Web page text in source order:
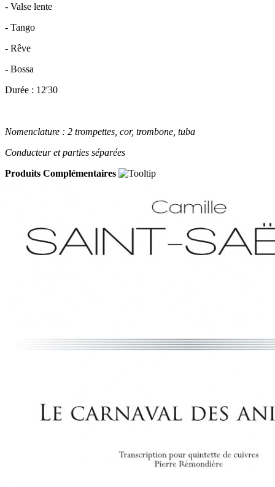
- Valse lente
- Tango
- Rêve
- Bossa
Durée : 12'30
Nomenclature : 2 trompettes, cor, trombone, tuba
Conducteur et parties séparées
Produits Complémentaires